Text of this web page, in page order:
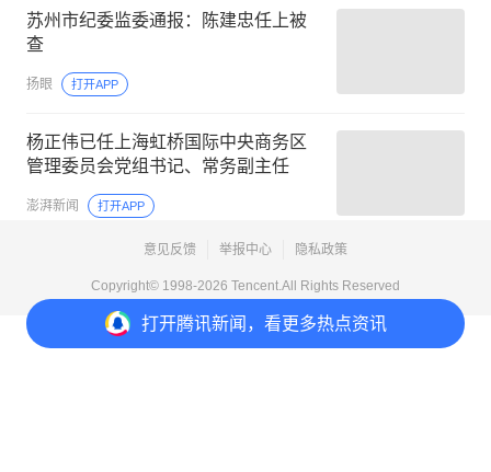
打开腾讯新闻，看更多热点资讯
苏州市纪委监委通报：陈建忠任上被
查
扬眼 打开APP
杨正伟已任上海虹桥国际中央商务区
管理委员会党组书记、常务副主任
澎湃新闻 打开APP
意见反馈 举报中心 隐私政策
Copyright© 1998-2026 Tencent.All Rights Reserved